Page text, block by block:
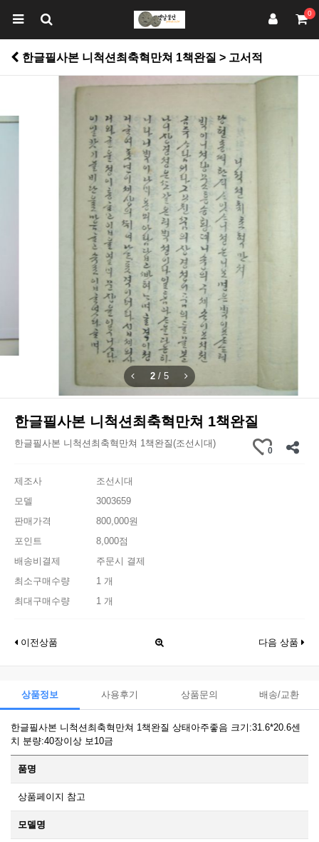
0
한글필사본 니척션최축혁만쳐 1책완질 > 고서적
2 / 5
한글필사본 니척션최축혁만쳐 1책완질
한글필사본 니척션최축혁만쳐 1책완질(조선시대)
0
제조사
조선시대
모델
3003659
판매가격
800,000원
포인트
8,000점
배송비결제
주문시 결제
최소구매수량
1 개
최대구매수량
1 개
이전상품 다음 상품
상품정보 사용후기 상품문의 배송/교환
한글필사본 니척션최축혁만쳐 1책완질 상태아주좋음 크기:31.6*20.6센
치 분량:40장이상 보10금
품명
상품페이지 참고
모델명